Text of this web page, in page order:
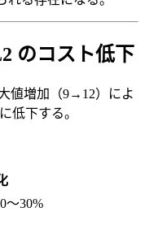
のコスト低下
値増加（9→12）によ
低下する。
〜30%